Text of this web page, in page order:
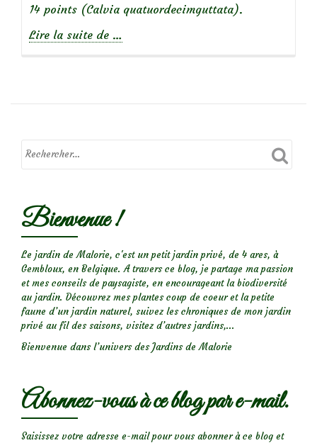
14 points (Calvia quatuordecimguttata).
Lire la suite de
14
blancs
…
Bienvenue !
Le jardin de Malorie, c'est un petit jardin privé, de 4 ares, à
Gembloux, en Belgique. A travers ce blog, je partage ma passion
et mes conseils de paysagiste, en encourageant la biodiversité
au jardin. Découvrez mes plantes coup de coeur et la petite
faune d’un jardin naturel, suivez les chroniques de mon jardin
privé au fil des saisons, visitez d’autres jardins,...
Bienvenue dans l’univers des Jardins de Malorie
Abonnez-vous à ce blog par e-mail.
Saisissez votre adresse e-mail pour vous abonner à ce blog et